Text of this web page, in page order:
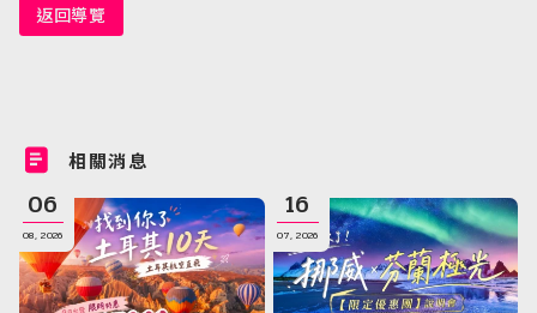
返回導覽
相關消息
06
08, 2026
16
07, 2026